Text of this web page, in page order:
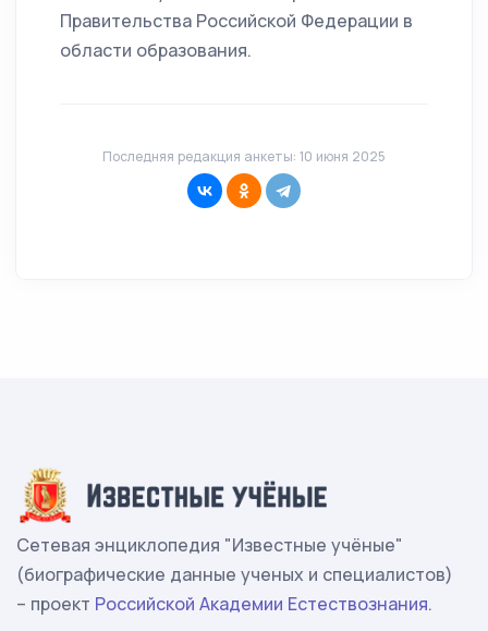
Правительства Российской Федерации в
области образования.
Последняя редакция анкеты: 10 июня 2025
Сетевая энциклопедия "Известные учёные"
(биографические данные ученых и специалистов)
– проект Российской Академии Естествознания.